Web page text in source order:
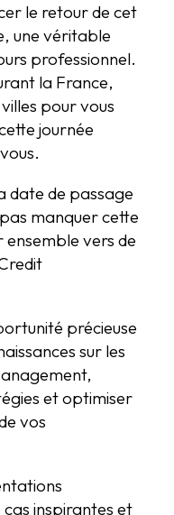
le retour de cet
une véritable
professionnel.
la France,
pour vous
journée
date de passage
manquer cette
ensemble vers de
précieuse
sur les
et optimiser
vos
inspirantes et